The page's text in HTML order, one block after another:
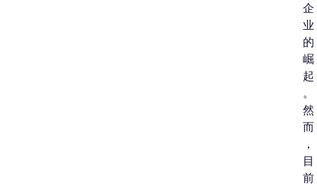
企
业
的
崛
起
。
然
而
，
目
前